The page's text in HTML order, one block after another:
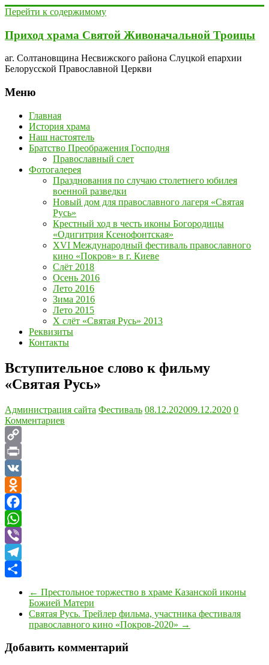
Перейти к содержимому
Приход храма Святой Живоначальной Троицы
аг. Солтановщина Несвижского района Слуцкой епархии
Белорусской Православной Церкви
Меню
Главная
История храма
Наш настоятель
Братство Преображения Господня
Православный слет
Фотогалерея
Празднования по случаю столетнего юбилея
военной разведки
Новый дом для православного лагеря «Святая
Русь»
Крестный ход в честь иконы Богородицы
«Одигитрия Ксенофонтская»
XVI Международный фестиваль православного
кино «Покров» в г. Киеве
Слёт 2018
Осень 2016
Лето 2016
Зима 2016
Лето 2015
Х слёт «Святая Русь» 2013
Реквизиты
Контакты
Вступительное слово к фильму
«Святая Русь»
Администрация сайта Фестиваль 08.12.202009.12.2020 0
Комментариев
Copy
Link
Print
VK
Odnoklassniki
Facebook
WhatsApp
Viber
Telegram
← Престольное торжество в храме Казанской иконы
Божией Матери
Святая Русь. Трейлер фильма, участника фестиваля
православного кино «Покров-2020» →
Добавить комментарий